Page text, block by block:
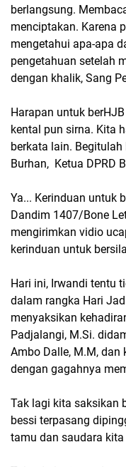
berlangsung.
menciptakan. Karena
mengetahui apa-apa
pengetahuan setelah
dengan khalik, Sang
Harapan untuk
kental pun sirna. Kita
berkata lain.
Burhan, Ketua DPRD
Ya... Kerinduan untuk
Dandim 1407/Bone
mengirimkan vidio
kerinduan untuk
Hari ini, Irwandi tentu
dalam rangka Hari
menyaksikan
Padjalangi, M.Si.
Ambo Dalle, M.M, dan
dengan gagahnya
Tak lagi kita saksikan
bessi terpasang
tamu dan saudara